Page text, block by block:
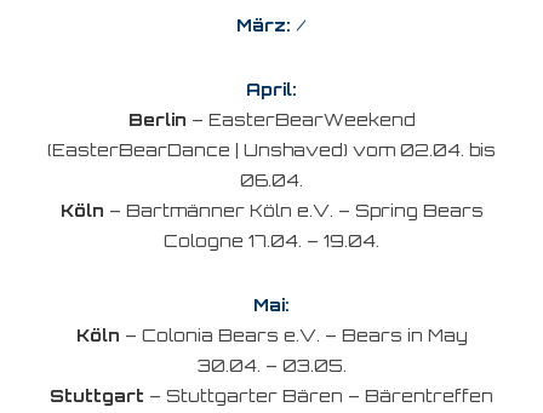
März: /
April:
Berlin – EasterBearWeekend
(EasterBearDance | Unshaved) vom 02.04. bis
06.04.
Köln – Bartmänner Köln e.V. – Spring Bears
Cologne 17.04. – 19.04.
Mai:
Köln – Colonia Bears e.V. – Bears in May
30.04. – 03.05.
Stuttgart – Stuttgarter Bären – Bärentreffen